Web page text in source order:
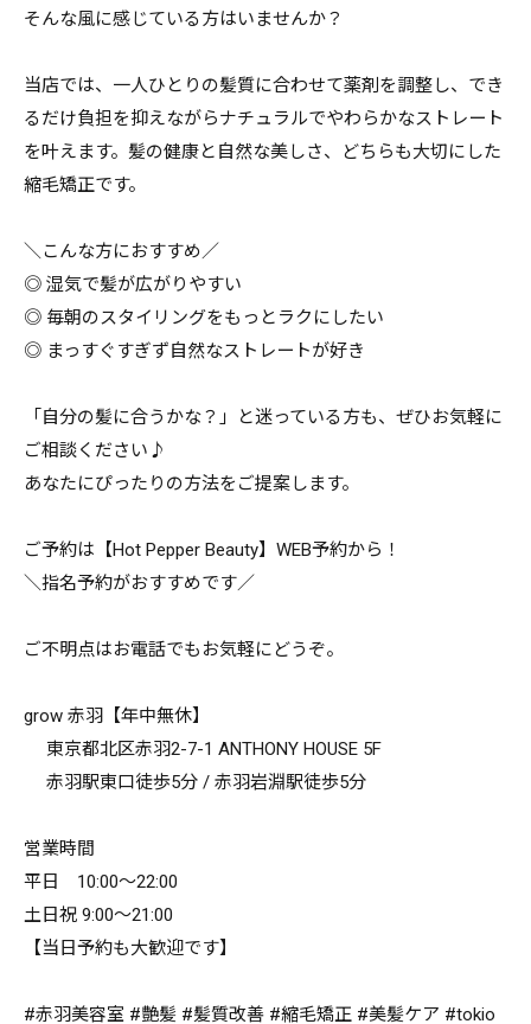
そんな風に感じている方はいませんか？
当店では、一人ひとりの髪質に合わせて薬剤を調整し、でき
るだけ負担を抑えながらナチュラルでやわらかなストレート
を叶えます。髪の健康と自然な美しさ、どちらも大切にした
縮毛矯正です。
＼こんな方におすすめ／
◎ 湿気で髪が広がりやすい
◎ 毎朝のスタイリングをもっとラクにしたい
◎ まっすぐすぎず自然なストレートが好き
「自分の髪に合うかな？」と迷っている方も、ぜひお気軽に
ご相談ください♪
あなたにぴったりの方法をご提案します。
ご予約は【Hot Pepper Beauty】WEB予約から！
＼指名予約がおすすめです／
ご不明点はお電話でもお気軽にどうぞ。
grow 赤羽【年中無休】
東京都北区赤羽2-7-1 ANTHONY HOUSE 5F
赤羽駅東口徒歩5分 / 赤羽岩淵駅徒歩5分
営業時間
平日 10:00～22:00
土日祝 9:00～21:00
【当日予約も大歓迎です】
#赤羽美容室 #艶髪 #髪質改善 #縮毛矯正 #美髪ケア #tokio